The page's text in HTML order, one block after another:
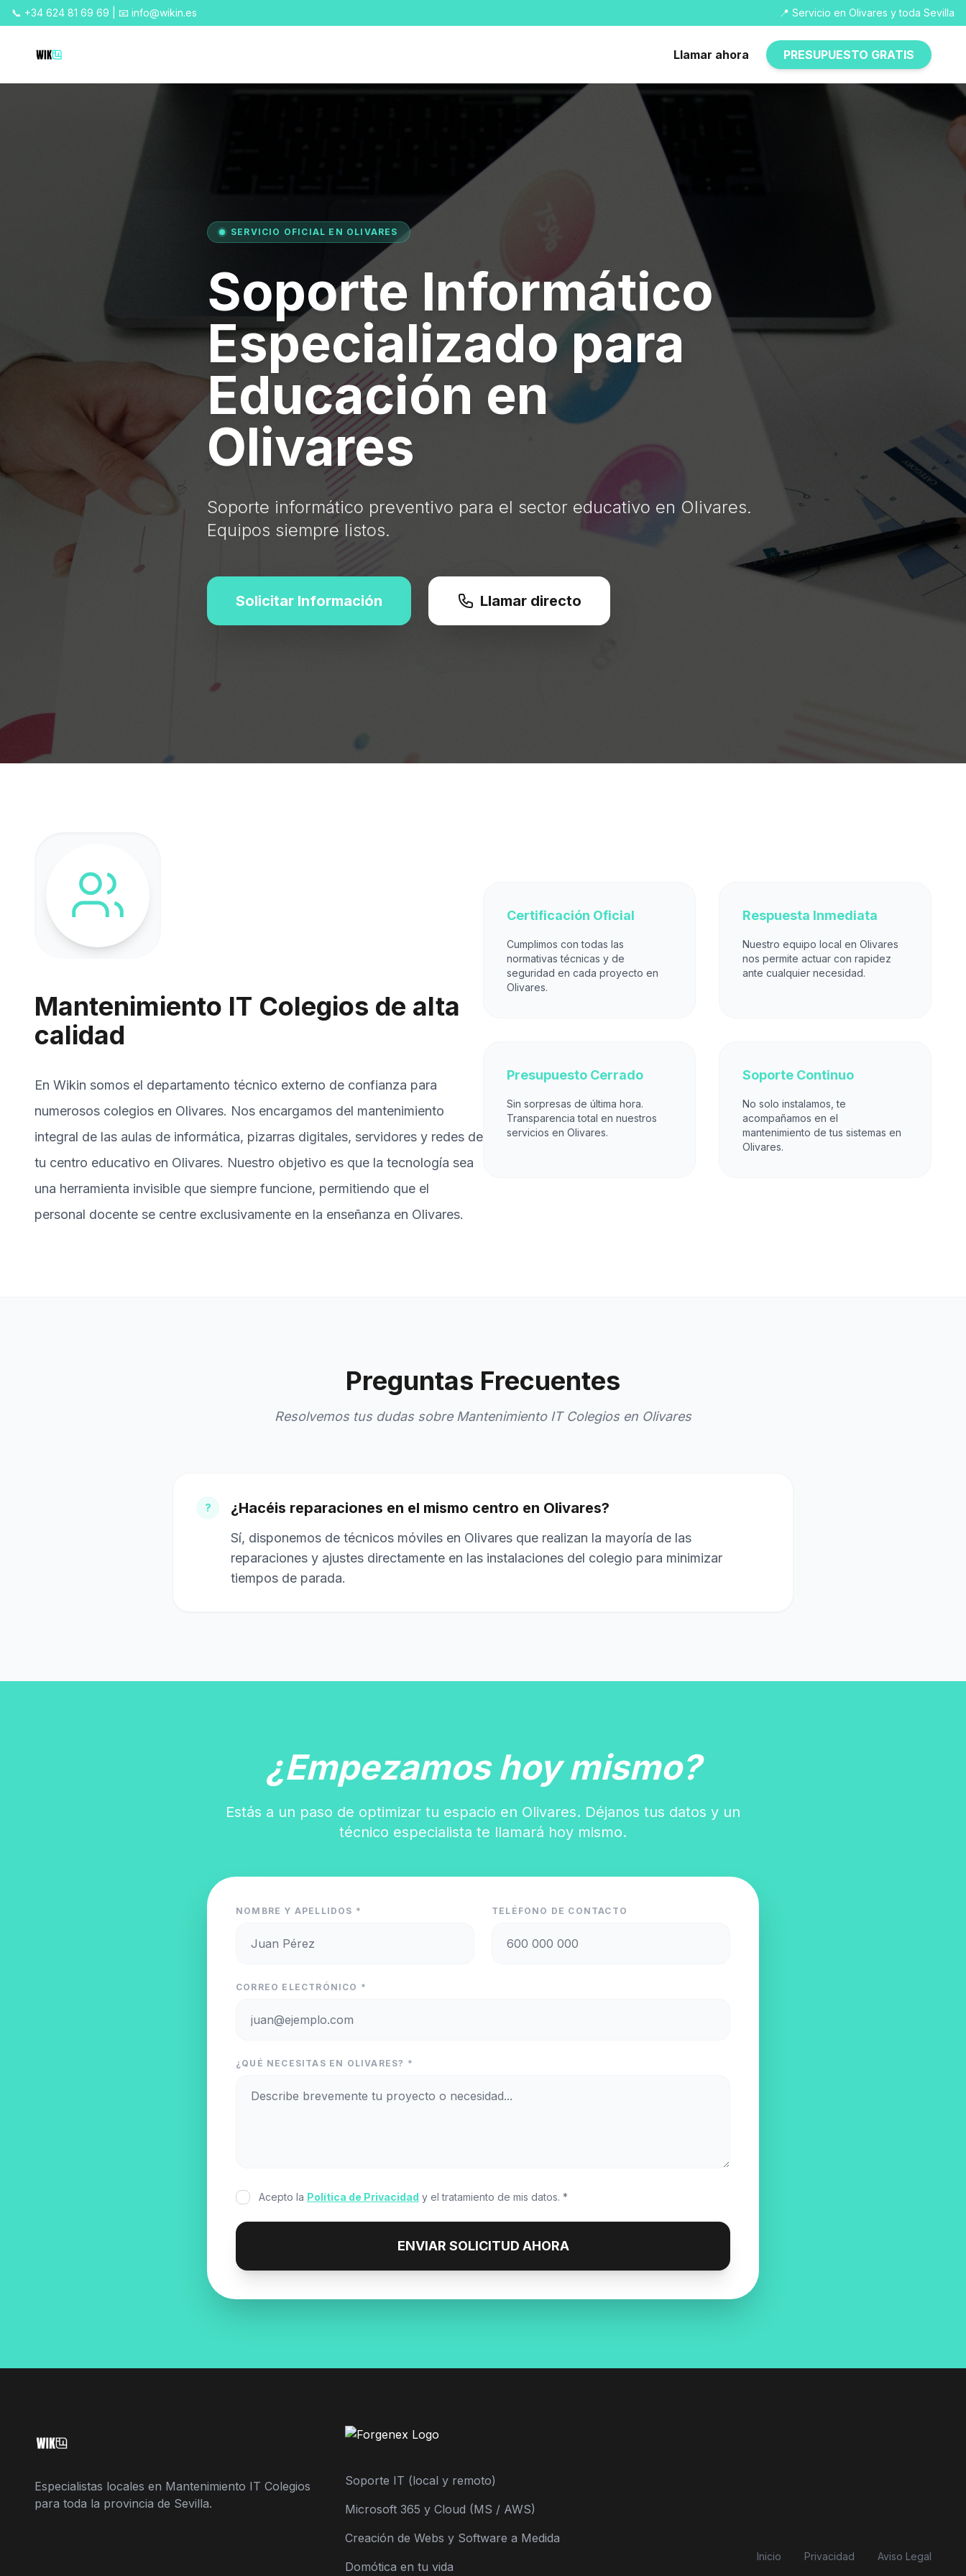
📞 +34 624 81 69 69 | 📧 info@wikin.es 📍 Servicio en Olivares y toda Sevilla
Llamar ahora PRESUPUESTO GRATIS
SERVICIO OFICIAL EN OLIVARES
Soporte Informático
Especializado para
Educación en
Olivares
Soporte informático preventivo para el sector educativo en Olivares.
Equipos siempre listos.
Solicitar Información Llamar directo
Mantenimiento IT Colegios de alta
calidad
En Wikin somos el departamento técnico externo de confianza para
numerosos colegios en Olivares. Nos encargamos del mantenimiento
integral de las aulas de informática, pizarras digitales, servidores y redes de
tu centro educativo en Olivares. Nuestro objetivo es que la tecnología sea
una herramienta invisible que siempre funcione, permitiendo que el
personal docente se centre exclusivamente en la enseñanza en Olivares.
Certificación Oficial
Cumplimos con todas las
normativas técnicas y de
seguridad en cada proyecto en
Olivares.
Respuesta Inmediata
Nuestro equipo local en Olivares
nos permite actuar con rapidez
ante cualquier necesidad.
Presupuesto Cerrado
Sin sorpresas de última hora.
Transparencia total en nuestros
servicios en Olivares.
Soporte Continuo
No solo instalamos, te
acompañamos en el
mantenimiento de tus sistemas en
Olivares.
Preguntas Frecuentes
Resolvemos tus dudas sobre Mantenimiento IT Colegios en Olivares
? ¿Hacéis reparaciones en el mismo centro en Olivares?
Sí, disponemos de técnicos móviles en Olivares que realizan la mayoría de las
reparaciones y ajustes directamente en las instalaciones del colegio para minimizar
tiempos de parada.
¿Empezamos hoy mismo?
Estás a un paso de optimizar tu espacio en Olivares. Déjanos tus datos y un
técnico especialista te llamará hoy mismo.
NOMBRE Y APELLIDOS * TELÉFONO DE CONTACTO
CORREO ELECTRÓNICO *
¿QUÉ NECESITAS EN OLIVARES? *
Acepto la Política de Privacidad y el tratamiento de mis datos. *
ENVIAR SOLICITUD AHORA
Especialistas locales en Mantenimiento IT Colegios
para toda la provincia de Sevilla.
Soporte IT (local y remoto)
Microsoft 365 y Cloud (MS / AWS)
Creación de Webs y Software a Medida
Domótica en tu vida
Inicio Privacidad Aviso Legal